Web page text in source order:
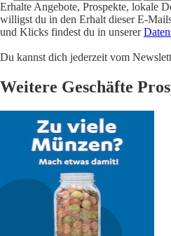
Erhalte Angebote, Prospekte, lokale
willigst du in den Erhalt dieser E-
und Klicks findest du in unserer
Du kannst dich jederzeit vom
Weitere Geschäfte